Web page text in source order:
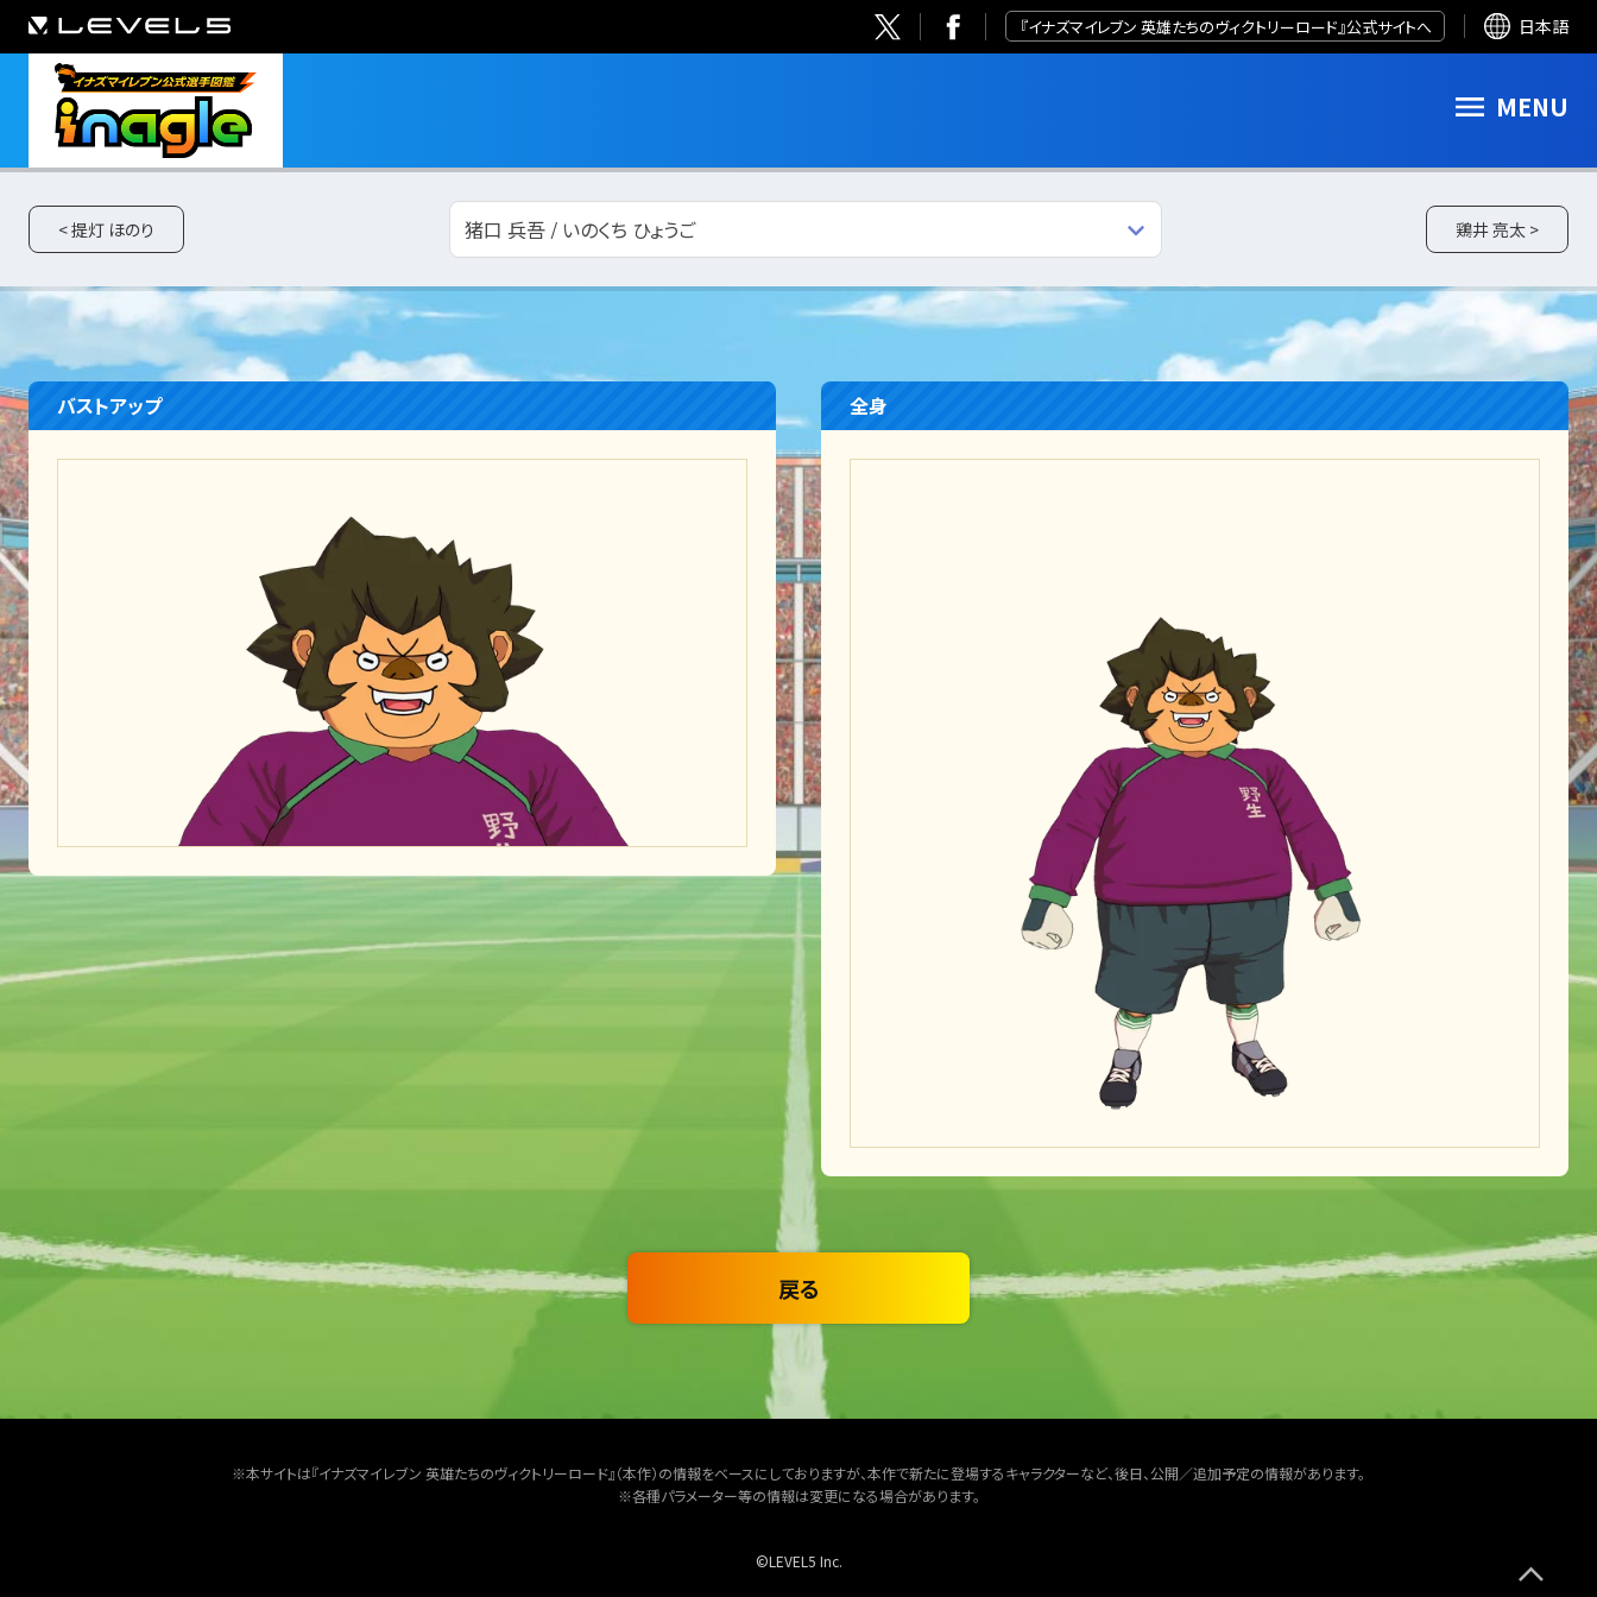
『イナズマイレブン 英雄たちのヴィクトリーロード』公式サイトへ 日本語
MENU
< 提灯 ほのり 猪口 兵吾 / いのくち ひょうご 鶏井 亮太 >
バストアップ 全身
戻る
※本サイトは『イナズマイレブン 英雄たちのヴィクトリーロード』（本作）の情報をベースにしておりますが、本作で新たに登場するキャラクターなど、後日、公開／追加予定の情報があります。
※各種パラメーター等の情報は変更になる場合があります。
©LEVEL5 Inc.